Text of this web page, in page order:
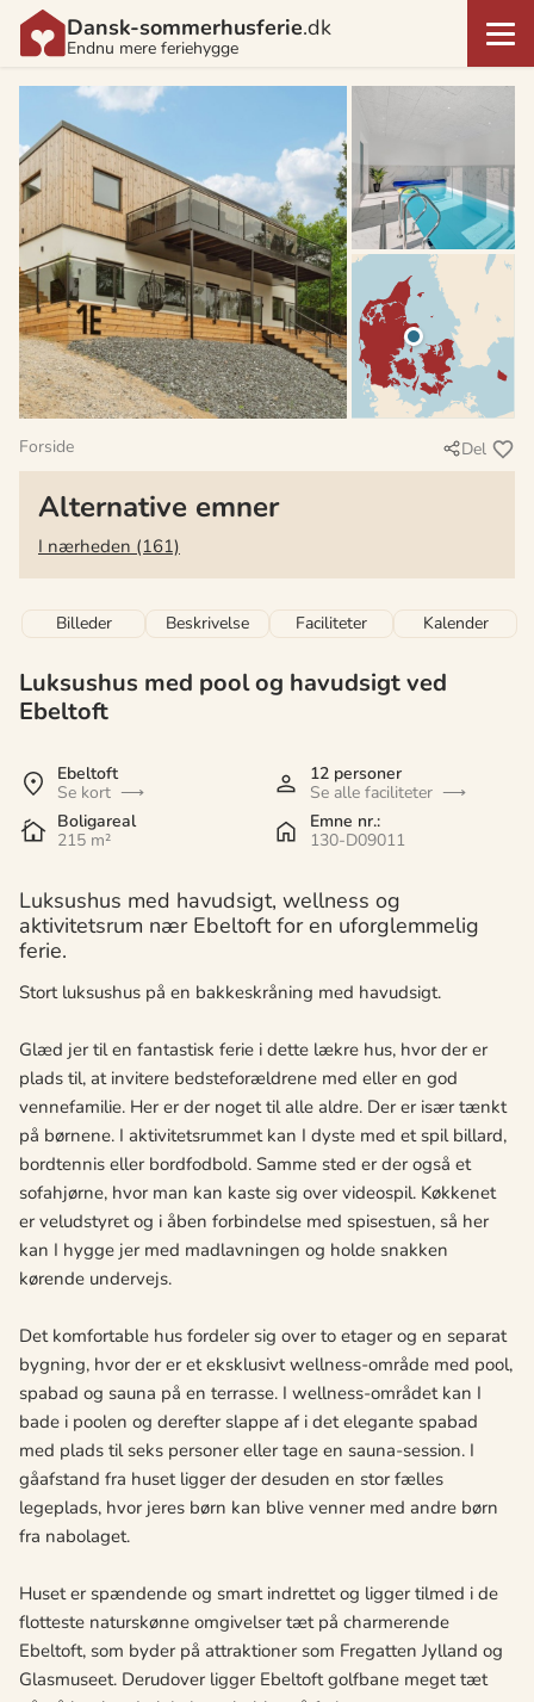
Dansk-sommerhusferie.dk
Endnu mere feriehygge
Forside Del
Alternative emner
I nærheden (161)
Billeder Beskrivelse Faciliteter Kalender
Luksushus med pool og havudsigt ved
Ebeltoft
Ebeltoft
Se kort
12 personer
Se alle faciliteter
Boligareal
215 m²
Emne nr.:
130-D09011
Luksushus med havudsigt, wellness og
aktivitetsrum nær Ebeltoft for en uforglemmelig
ferie.
Stort luksushus på en bakkeskråning med havudsigt.
Glæd jer til en fantastisk ferie i dette lækre hus, hvor der er
plads til, at invitere bedsteforældrene med eller en god
vennefamilie. Her er der noget til alle aldre. Der er især tænkt
på børnene. I aktivitetsrummet kan I dyste med et spil billard,
bordtennis eller bordfodbold. Samme sted er der også et
sofahjørne, hvor man kan kaste sig over videospil. Køkkenet
er veludstyret og i åben forbindelse med spisestuen, så her
kan I hygge jer med madlavningen og holde snakken
kørende undervejs.
Det komfortable hus fordeler sig over to etager og en separat
bygning, hvor der er et eksklusivt wellness-område med pool,
spabad og sauna på en terrasse. I wellness-området kan I
bade i poolen og derefter slappe af i det elegante spabad
med plads til seks personer eller tage en sauna-session. I
gåafstand fra huset ligger der desuden en stor fælles
legeplads, hvor jeres børn kan blive venner med andre børn
fra nabolaget.
Huset er spændende og smart indrettet og ligger tilmed i de
flotteste naturskønne omgivelser tæt på charmerende
Ebeltoft, som byder på attraktioner som Fregatten Jylland og
Glasmuseet. Derudover ligger Ebeltoft golfbane meget tæt